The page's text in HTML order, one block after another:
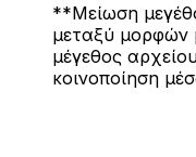
**Μείωση
μεταξύ μορφών
μέγεθος
κοινοποίηση